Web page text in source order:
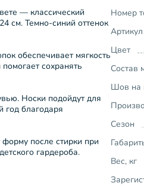
— классический
см. Темно-синий оттенок
обеспечивает мягкость
сохранять
Носки подойдут для
год благодаря
после стирки при
гардероба.
Номер
Артикул
Цвет
Состав
Шов на
Сезон
Вес, кг